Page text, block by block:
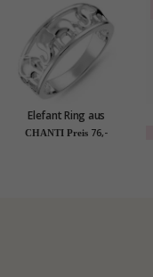
Elefant Ring aus
Silber
CHANTI Preis 76,-